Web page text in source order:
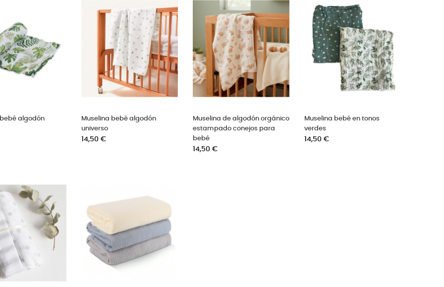
algodón
Muselina bebé algodón
universo
Precio
14,50 €
Muselina de algodón orgánico
estampado conejos para
bebé
Precio
14,50 €
Muselina bebé en tonos
verdes
Precio
14,50 €